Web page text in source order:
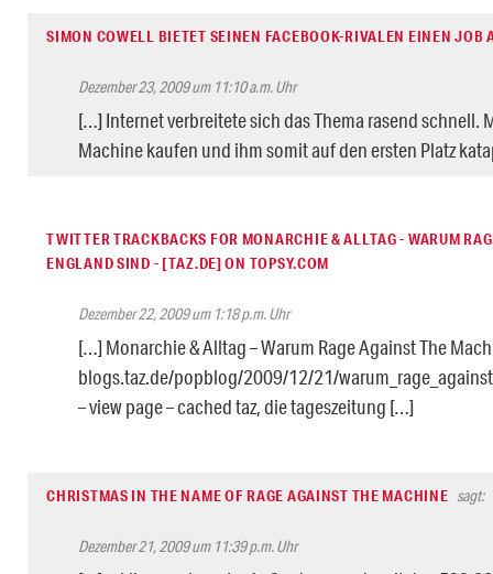
SIMON COWELL BIETET SEINEN FACEBOOK-RIVALEN EINEN
Dezember 23, 2009 um 11:10 a.m. Uhr
[…] Internet verbreitete sich das Thema rasend schnell.
Machine kaufen und ihm somit auf den ersten Platz
TWITTER TRACKBACKS FOR MONARCHIE & ALLTAG - WARUM
ENGLAND SIND - [TAZ.DE] ON TOPSY.COM
Dezember 22, 2009 um 1:18 p.m. Uhr
[…] Monarchie & Alltag – Warum Rage Against The
blogs.taz.de/popblog/2009/12/21/
– view page – cached taz, die tageszeitung […]
CHRISTMAS IN THE NAME OF RAGE AGAINST THE MACHINE sagt:
Dezember 21, 2009 um 11:39 p.m. Uhr